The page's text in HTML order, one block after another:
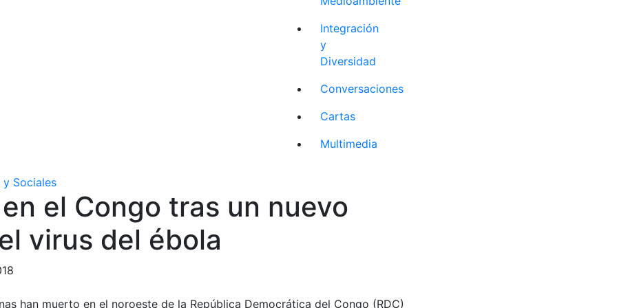
Integración
y
Diversidad
Conversaciones
Cartas
Multimedia
Sociales
el Congo tras un nuevo
virus del ébola
han muerto en el noroeste de la República Democrática del Congo (RDC)